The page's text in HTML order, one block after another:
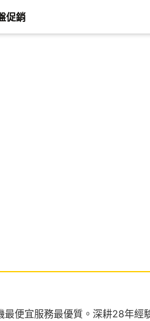
促銷
便宜服務最優質。深耕28年經